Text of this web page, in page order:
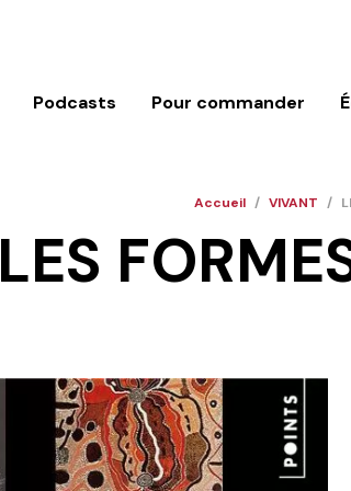
Podcasts Pour commander
Accueil / VIVANT /
LES